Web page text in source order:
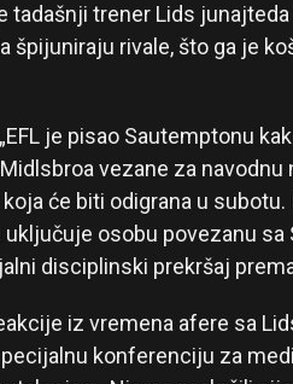
tadašnji trener Lids
špijuniraju rivale, što ga je
je pisao Sautemptonu
vezane za navodnu
će biti odigrana u
osobu povezanu sa
disciplinski prekršaj
iz vremena afere sa
konferenciju za